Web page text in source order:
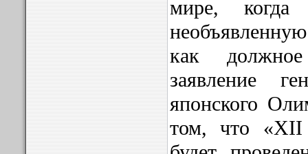
мире,
как
заявление
японского
том, что